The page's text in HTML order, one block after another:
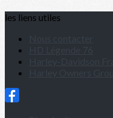
les liens utiles